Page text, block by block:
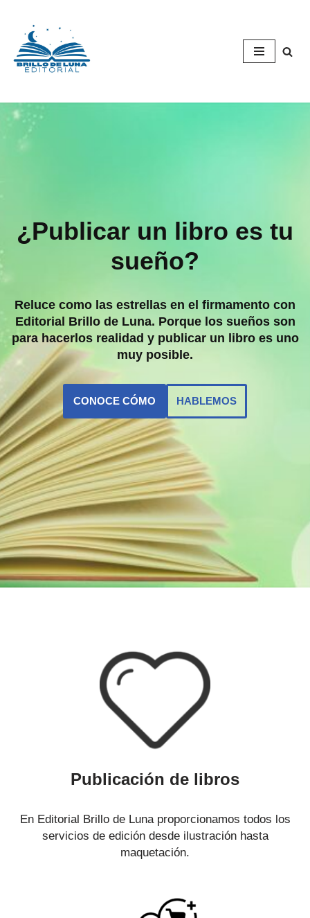
Saltar
al
contenido
¿Publicar un libro es tu
sueño?
Reluce como las estrellas en el firmamento con
Editorial Brillo de Luna. Porque los sueños son
para hacerlos realidad y publicar un libro es uno
muy posible.
CONOCE CÓMO HABLEMOS
Publicación de libros
En Editorial Brillo de Luna proporcionamos todos los
servicios de edición desde ilustración hasta
maquetación.